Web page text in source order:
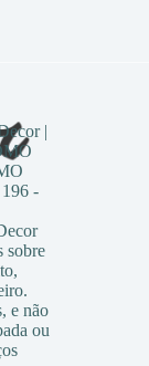
|
-
sobre
e não
ou